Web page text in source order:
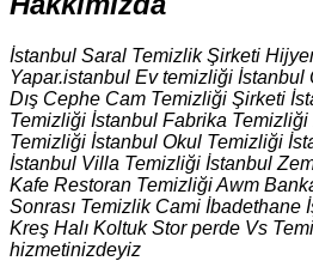
İstanbul Saral Temizlik Şirketi
Yapar.istanbul Ev temizliği İstanbul
Dış Cephe Cam Temizliği Şirketi
Temizliği İstanbul Fabrika
Temizliği İstanbul Okul Temizliği
İstanbul Villa Temizliği İstanbul
Kafe Restoran Temizliği Awm
Sonrası Temizlik Cami İbadethane
Kreş Halı Koltuk Stor perde Vs
hizmetinizdeyiz